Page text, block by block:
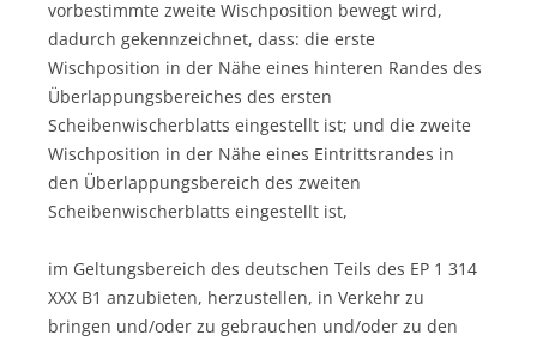
vorbestimmte zweite Wischposition bewegt wird,
dadurch gekennzeichnet, dass: die erste
Wischposition in der Nähe eines hinteren Randes des
Überlappungsbereiches des ersten
Scheibenwischerblatts eingestellt ist; und die zweite
Wischposition in der Nähe eines Eintrittsrandes in
den Überlappungsbereich des zweiten
Scheibenwischerblatts eingestellt ist,
im Geltungsbereich des deutschen Teils des EP 1 314
XXX B1 anzubieten, herzustellen, in Verkehr zu
bringen und/oder zu gebrauchen und/oder zu den